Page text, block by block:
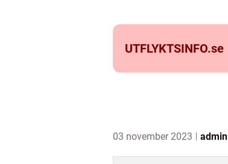
UTFLYKTSINFO.se
03 november 2023 admin